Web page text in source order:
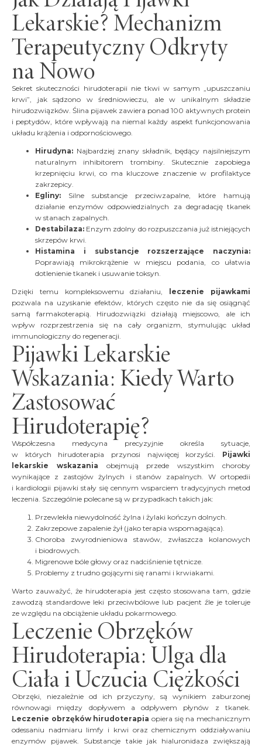
Lekarskie? Mechanizm
Terapeutyczny Odkryty
na Nowo
Sekret skuteczności hirudoterapii nie tkwi w samym „upuszczaniu
krwi”, jak sądzono w średniowieczu, ale w unikalnym składzie
hirudozwiązków. Ślina pijawek zawiera ponad 100 aktywnych protein
i peptydów, które wpływają na niemal każdy aspekt funkcjonowania
układu krążenia i odpornościowego.
Hirudyna: Najbardziej znany składnik, będący najsilniejszym
naturalnym inhibitorem trombiny. Skutecznie zapobiega
krzepnięciu krwi, co ma kluczowe znaczenie w profilaktyce
zakrzepicy.
Egliny: Silne substancje przeciwzapalne, które hamują
działanie enzymów odpowiedzialnych za degradację tkanek
w stanach zapalnych.
Destabilaza: Enzym zdolny do rozpuszczania już istniejących
skrzepów krwi.
Histamina i substancje rozszerzające naczynia:
Poprawiają mikrokrążenie w miejscu podania, co ułatwia
dotlenienie tkanek i usuwanie toksyn.
Dzięki temu kompleksowemu działaniu,
leczenie pijawkami
pozwala na uzyskanie efektów, których często nie da się osiągnąć
samą farmakoterapią. Hirudozwiązki działają miejscowo, ale ich
wpływ rozprzestrzenia się na cały organizm, stymulując układ
immunologiczny do regeneracji.
Pijawki Lekarskie
Wskazania: Kiedy Warto
Zastosować
Hirudoterapię?
Współczesna medycyna precyzyjnie określa sytuacje,
w których hirudoterapia przynosi najwięcej korzyści. Pijawki
lekarskie wskazania obejmują przede wszystkim choroby
wynikające z zastojów żylnych i stanów zapalnych. W ortopedii
i kardiologii pijawki stały się cennym wsparciem tradycyjnych metod
leczenia. Szczególnie polecane są w przypadkach takich jak:
Przewlekła niewydolność żylna i żylaki kończyn dolnych.
Zakrzepowe zapalenie żył (jako terapia wspomagająca).
Choroba zwyrodnieniowa stawów, zwłaszcza kolanowych
i biodrowych.
Migrenowe bóle głowy oraz nadciśnienie tętnicze.
Problemy z trudno gojącymi się ranami i krwiakami.
Warto zauważyć, że hirudoterapia jest często stosowana tam, gdzie
zawodzą standardowe leki przeciwbólowe lub pacjent źle je toleruje
ze względu na obciążenie układu pokarmowego.
Leczenie Obrzęków
Hirudoterapia: Ulga dla
Ciała i Uczucia Ciężkości
Obrzęki, niezależnie od ich przyczyny, są wynikiem zaburzonej
równowagi między dopływem a odpływem płynów z tkanek.
Leczenie obrzęków hirudoterapia opiera się na mechanicznym
odessaniu nadmiaru limfy i krwi oraz chemicznym oddziaływaniu
enzymów pijawek. Substancje takie jak hialuronidaza zwiększają